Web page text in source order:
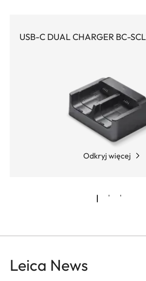
USB-C DUAL CHARGER BC-
Odkryj więcej
Leica News